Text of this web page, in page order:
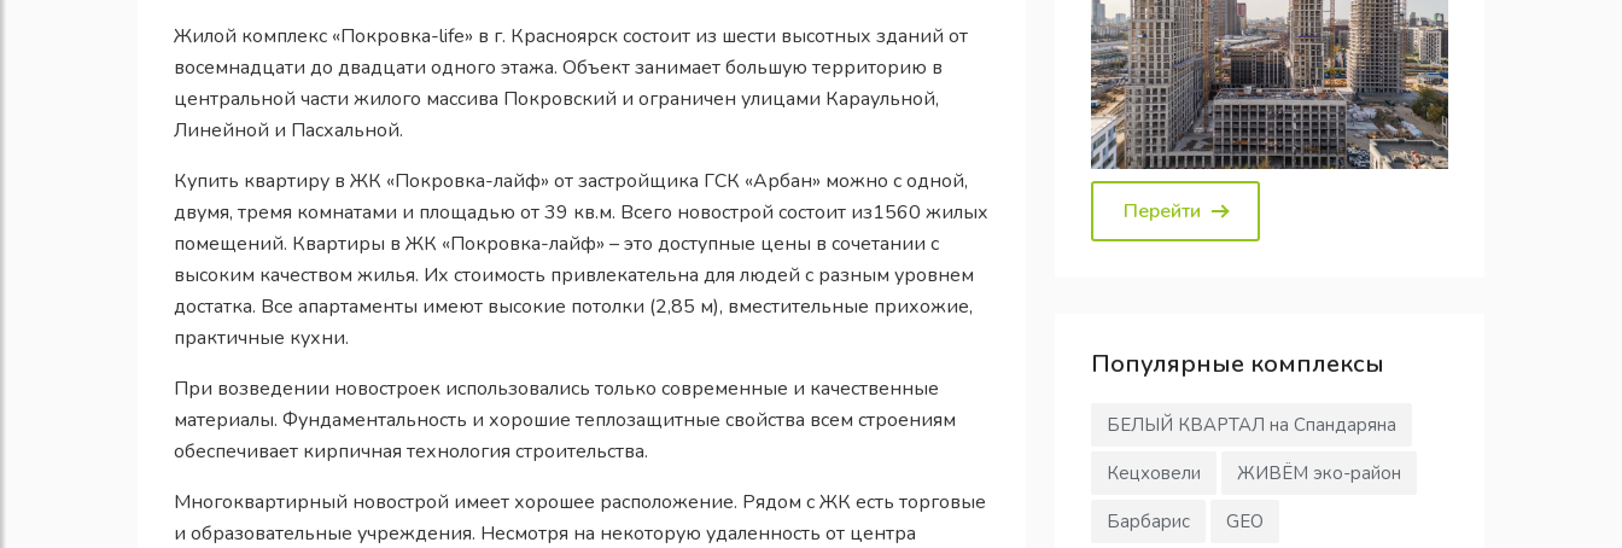
Жилой комплекс «Покровка-life» в г. Красноярск состоит из шести высотных зданий от
восемнадцати до двадцати одного этажа. Объект занимает большую территорию в
центральной части жилого массива Покровский и ограничен улицами Караульной,
Линейной и Пасхальной.
Купить квартиру в ЖК «Покровка-лайф» от застройщика ГСК «Арбан» можно с одной,
двумя, тремя комнатами и площадью от 39 кв.м. Всего новострой состоит из1560 жилых
помещений. Квартиры в ЖК «Покровка-лайф» – это доступные цены в сочетании с
высоким качеством жилья. Их стоимость привлекательна для людей с разным уровнем
достатка. Все апартаменты имеют высокие потолки (2,85 м), вместительные прихожие,
практичные кухни.
При возведении новостроек использовались только современные и качественные
материалы. Фундаментальность и хорошие теплозащитные свойства всем строениям
обеспечивает кирпичная технология строительства.
Многоквартирный новострой имеет хорошее расположение. Рядом с ЖК есть торговые
и образовательные учреждения. Несмотря на некоторую удаленность от центра
Перейти
Популярные комплексы
БЕЛЫЙ КВАРТАЛ на Спандаряна
Кецховели
ЖИВЁМ эко-район
Барбарис
GEO